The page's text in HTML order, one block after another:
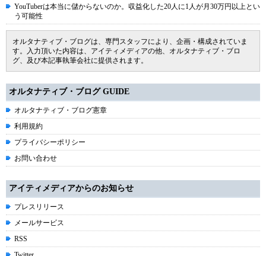
YouTuberは本当に儲からないのか。収益化した20人に1人が月30万円以上とい
う可能性
オルタナティブ・ブログは、専門スタッフにより、企画・構成されていま
す。入力頂いた内容は、アイティメディアの他、オルタナティブ・ブロ
グ、及び本記事執筆会社に提供されます。
オルタナティブ・ブログ GUIDE
オルタナティブ・ブログ憲章
利用規約
プライバシーポリシー
お問い合わせ
アイティメディアからのお知らせ
プレスリリース
メールサービス
RSS